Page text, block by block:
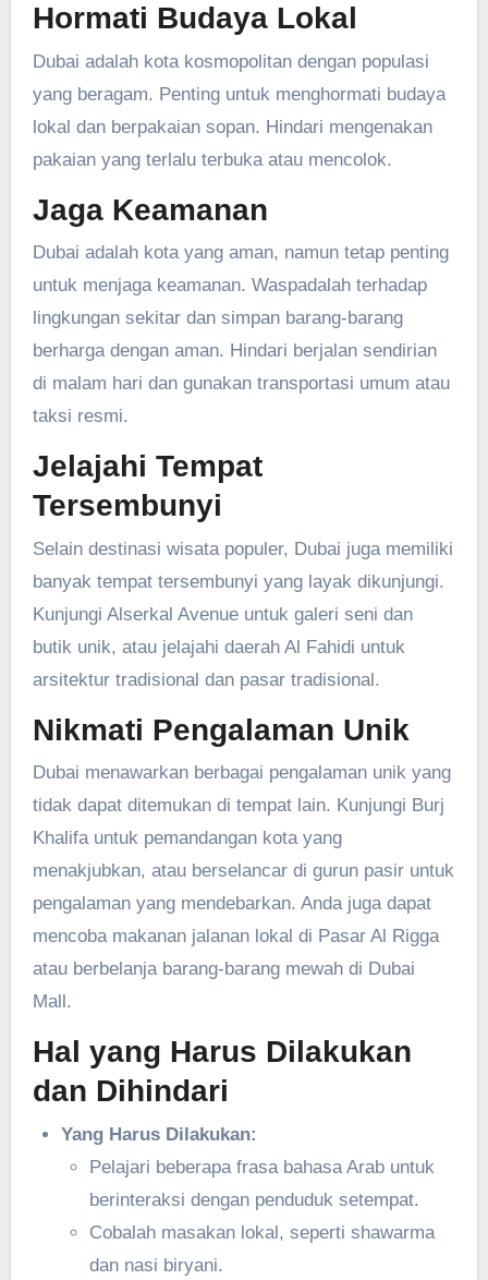
Hormati Budaya Lokal
Dubai adalah kota kosmopolitan dengan populasi
yang beragam. Penting untuk menghormati budaya
lokal dan berpakaian sopan. Hindari mengenakan
pakaian yang terlalu terbuka atau mencolok.
Jaga Keamanan
Dubai adalah kota yang aman, namun tetap penting
untuk menjaga keamanan. Waspadalah terhadap
lingkungan sekitar dan simpan barang-barang
berharga dengan aman. Hindari berjalan sendirian
di malam hari dan gunakan transportasi umum atau
taksi resmi.
Jelajahi Tempat
Tersembunyi
Selain destinasi wisata populer, Dubai juga memiliki
banyak tempat tersembunyi yang layak dikunjungi.
Kunjungi Alserkal Avenue untuk galeri seni dan
butik unik, atau jelajahi daerah Al Fahidi untuk
arsitektur tradisional dan pasar tradisional.
Nikmati Pengalaman Unik
Dubai menawarkan berbagai pengalaman unik yang
tidak dapat ditemukan di tempat lain. Kunjungi Burj
Khalifa untuk pemandangan kota yang
menakjubkan, atau berselancar di gurun pasir untuk
pengalaman yang mendebarkan. Anda juga dapat
mencoba makanan jalanan lokal di Pasar Al Rigga
atau berbelanja barang-barang mewah di Dubai
Mall.
Hal yang Harus Dilakukan
dan Dihindari
Yang Harus Dilakukan:
Pelajari beberapa frasa bahasa Arab untuk
berinteraksi dengan penduduk setempat.
Cobalah masakan lokal, seperti shawarma
dan nasi biryani.